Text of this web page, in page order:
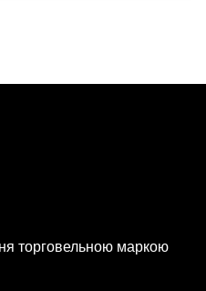
торговельною маркою